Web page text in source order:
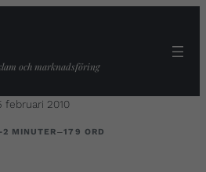
och marknadsföring
februari 2010
MINUTER–179 ORD